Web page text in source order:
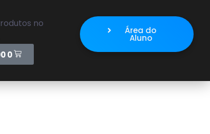
no
0
Área do
Aluno